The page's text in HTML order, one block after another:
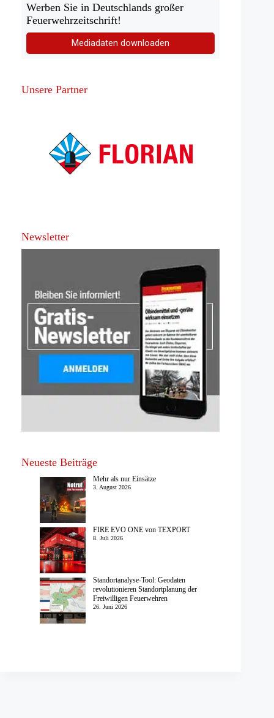
Werben Sie in Deutschlands großer
Feuerwehrzeitschrift!
Mediadaten downloaden
Unsere Partner
Newsletter
Neueste Beiträge
Mehr als nur Einsätze
3. August 2026
FIRE EVO ONE von TEXPORT
8. Juli 2026
Standortanalyse-Tool: Geodaten
revolutionieren Standortplanung der
Freiwilligen Feuerwehren
26. Juni 2026